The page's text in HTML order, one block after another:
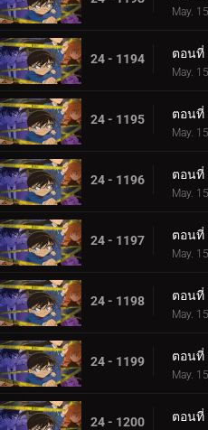
May.
24 - 1194 ตอนที่
May.
24 - 1195 ตอนที่
May.
24 - 1196 ตอนที่
May.
24 - 1197 ตอนที่
May.
24 - 1198 ตอนที่
May.
24 - 1199 ตอนที่
May.
24 - 1200 ตอนที่